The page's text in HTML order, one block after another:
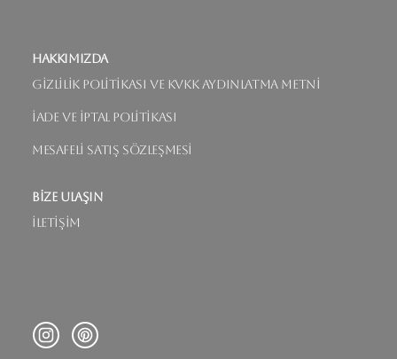
Hakkımızda
Gizlilik Politikası ve KVKK Aydınlatma Metni
İade ve İptal Politikası
Mesafeli Satış Sözleşmesi
Bize Ulaşın
İletişim